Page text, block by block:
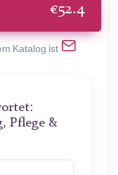
€52.4
Katalog ist
Pflege &